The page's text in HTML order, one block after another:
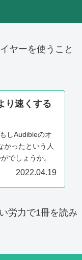
ヤーを使うこと
り速くする
しAudibleのオ
かったという人
でしょうか。
2022.04.19
労力で1冊を読み